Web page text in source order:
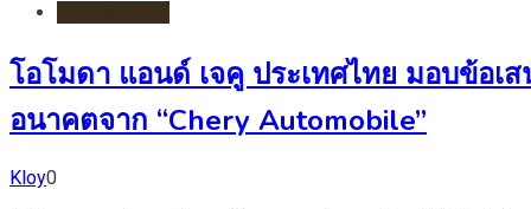
โอโมดา แอนด์ เจคู ประเทศไทย มอบข้อเ
อนาคตจาก “Chery Automobile”
Kloy0